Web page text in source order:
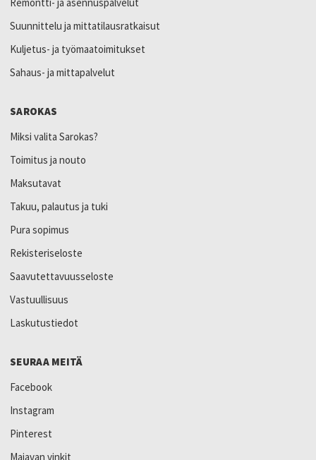
Suunnittelu ja mittatilausratkaisut
Kuljetus- ja työmaatoimitukset
Sahaus- ja mittapalvelut
SAROKAS
Miksi valita Sarokas?
Toimitus ja nouto
Maksutavat
Takuu, palautus ja tuki
Pura sopimus
Rekisteriseloste
Saavutettavuusseloste
Vastuullisuus
Laskutustiedot
SEURAA MEITÄ
Facebook
Instagram
Pinterest
Majavan vinkit